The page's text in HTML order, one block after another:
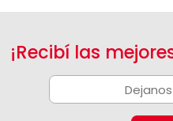
¡Recibí las